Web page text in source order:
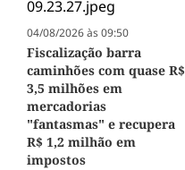
04/08/2026 às 09:50
Fiscalização barra
caminhões com quase R$
3,5 milhões em
mercadorias
"fantasmas" e recupera
R$ 1,2 milhão em
impostos